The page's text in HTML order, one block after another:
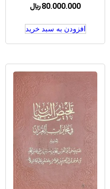
80.000.000 ﷼
افزودن به سبد خرید